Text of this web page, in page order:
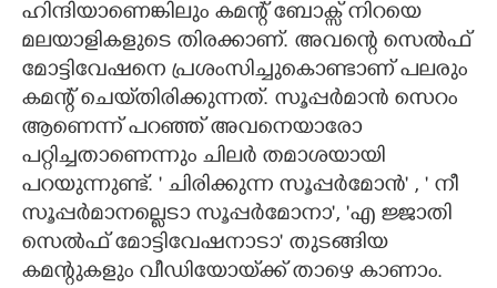
ഹിന്ദിയാണെങ്കിലും കമന്റ് ബോക്സ്‌ നിറയെ
മലയാളികളുടെ തിരക്കാണ്. അവന്റെ സെൽഫ്
മോട്ടിവേഷനെ പ്രശംസിച്ചുകൊണ്ടാണ് പലരും
കമന്റ് ചെയ്‌തിരിക്കുന്നത്. സൂപ്പർമാൻ സെറം
ആണെന്ന് പറഞ്ഞ് അവനെയാരോ
പറ്റിച്ചതാണെന്നും ചിലർ തമാശയായി
പറയുന്നുണ്ട്. ' ചിരിക്കുന്ന സൂപ്പർമോൻ' , ' നീ
സൂപ്പർമാനല്ലെടാ സൂപ്പർമോനാ', 'എ ജ്ജാതി
സെൽഫ് മോട്ടിവേഷനാടാ' തുടങ്ങിയ
കമന്റുകളും വീഡിയോയ്‌ക്ക് താഴെ കാണാം.